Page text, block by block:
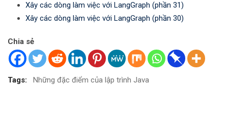
Xây các dòng làm việc với LangGraph (phần 31)
Xây các dòng làm việc với LangGraph (phần 30)
Chia sẻ
Tags: Những đặc điểm của lập trình Java